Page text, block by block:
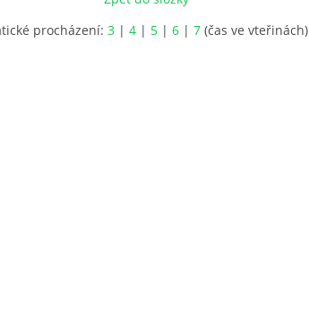
procházení: 3 | 4 | 5 | 6 | 7 (čas ve vteřinách)